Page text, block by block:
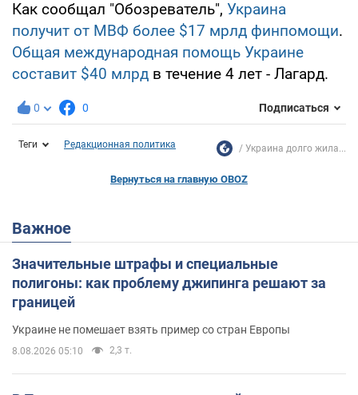
Как сообщал "Обозреватель", Украина
получит от МВФ более $17 мрлд финпомощи.
Общая международная помощь Украине
составит $40 млрд в течение 4 лет - Лагард.
0 0 Подписаться
Теги Редакционная политика Украина долго жила...
Вернуться на главную OBOZ
Важное
Значительные штрафы и специальные
полигоны: как проблему джипинга решают за
границей
Украине не помешает взять пример со стран Европы
8.08.2026 05:10 2,3 т.